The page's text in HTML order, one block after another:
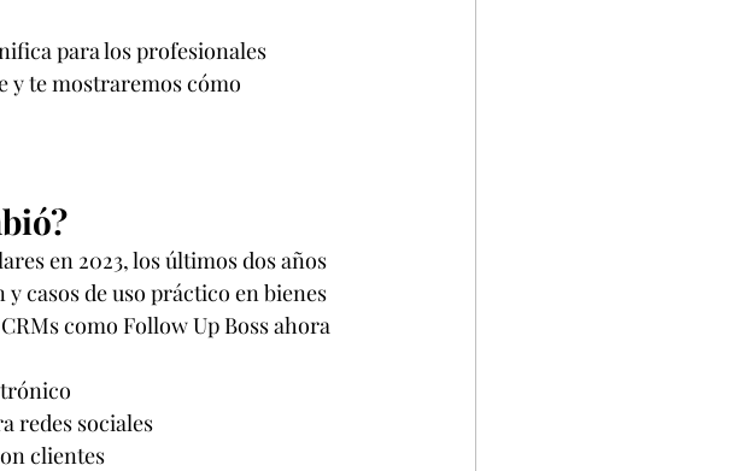
para los profesionales
y te mostraremos cómo
en 2023, los últimos dos años
casos de uso práctico en bienes
como Follow Up Boss ahora
redes sociales
clientes